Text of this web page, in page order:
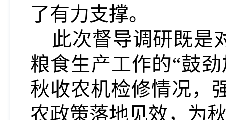
了有力支撑。
此次督导调研既是
粮食生产工作的“鼓
秋收农机检修情况，
农政策落地见效，为